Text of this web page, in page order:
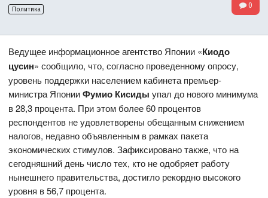
Политика 0
Ведущее информационное агентство Японии «Киодо
цусин» сообщило, что, согласно проведенному опросу,
уровень поддержки населением кабинета премьер-
министра ЯпонииФумио Кисиды упал до нового минимума
в 28,3 процента. При этом более 60 процентов
респондентов не удовлетворены обещанным снижением
налогов, недавно объявленным в рамках пакета
экономических стимулов. Зафиксировано также, что на
сегодняшний день число тех, кто не одобряет работу
нынешнего правительства, достигло рекордно высокого
уровня в 56,7 процента.